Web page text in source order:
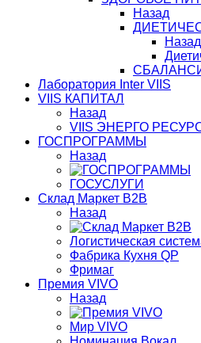
Назад
Назад
Лаборатория Inter VIIS
VIIS КАПИТАЛ
Назад
VIIS ЭНЕРГО
ГОСПРОГРАММЫ
Назад
ГОСУСЛУГИ
Склад Маркет В2В
Назад
Логистическая
Фабрика Кухня QP
Фримаг
Премия VIVO
Назад
Мир VIVO